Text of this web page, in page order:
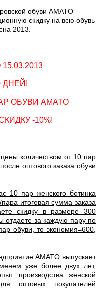
обуви AMATO
скидку на всю обувь
2013.
ДНЕЙ!
ОБУВИ AMATO
-10%!
количеством от 10 пар
оптового заказа обуви
10 пар женского ботинка
итоговая сумма заказа
скидку в размере 300
отдаете за каждую пару по
обуви, то экономия=600,
AMATO выпускает
уже более двух лет,
производства женской
оптовых покупателей